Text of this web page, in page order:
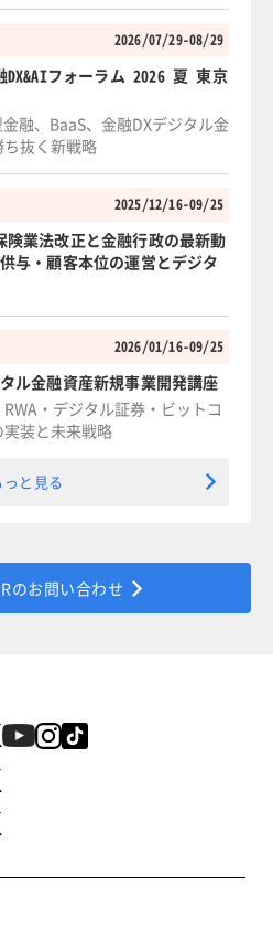
2026/07/29-08/29
DX&AIフォーラム 2026 夏 東京
融、BaaS、金融DXデジタル金
抜く新戦略
2025/12/16-09/25
険業法改正と金融行政の最新動
与・顧客本位の運営とデジタ
2026/01/16-09/25
ル金融資産新規事業開発講座
・デジタル証券・ビットコ
装と未来戦略
っと見る
のお問い合わせ